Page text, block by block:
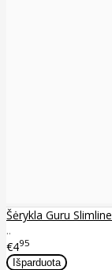
Šėrykla Guru
..
€495